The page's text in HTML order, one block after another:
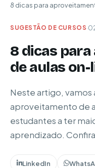
8 dicas para
SUGESTÃO DE CURSOS·
8 dicas
de aulas on-
Neste artigo, vamos
aproveitamento de
estudantes a ter
aprendizado.
LinkedIn